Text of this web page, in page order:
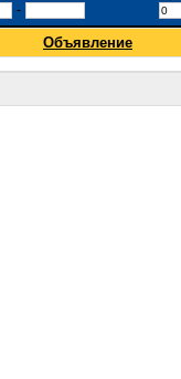
-
Объявление